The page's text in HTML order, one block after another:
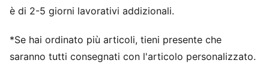
è di 2-5 giorni lavorativi addizionali.
*Se hai ordinato più articoli, tieni presente che
saranno tutti consegnati con l'articolo personalizzato.